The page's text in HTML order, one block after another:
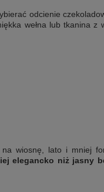
odcienie
wełna lub tkanina z
na wiosnę, lato i mniej
elegancko niż jasny